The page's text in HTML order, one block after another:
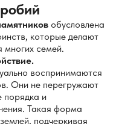
обусловлена
которые делают
многих семей.
воспринимаются
Они не перегружают
порядка и
Такая форма
подчеркивая